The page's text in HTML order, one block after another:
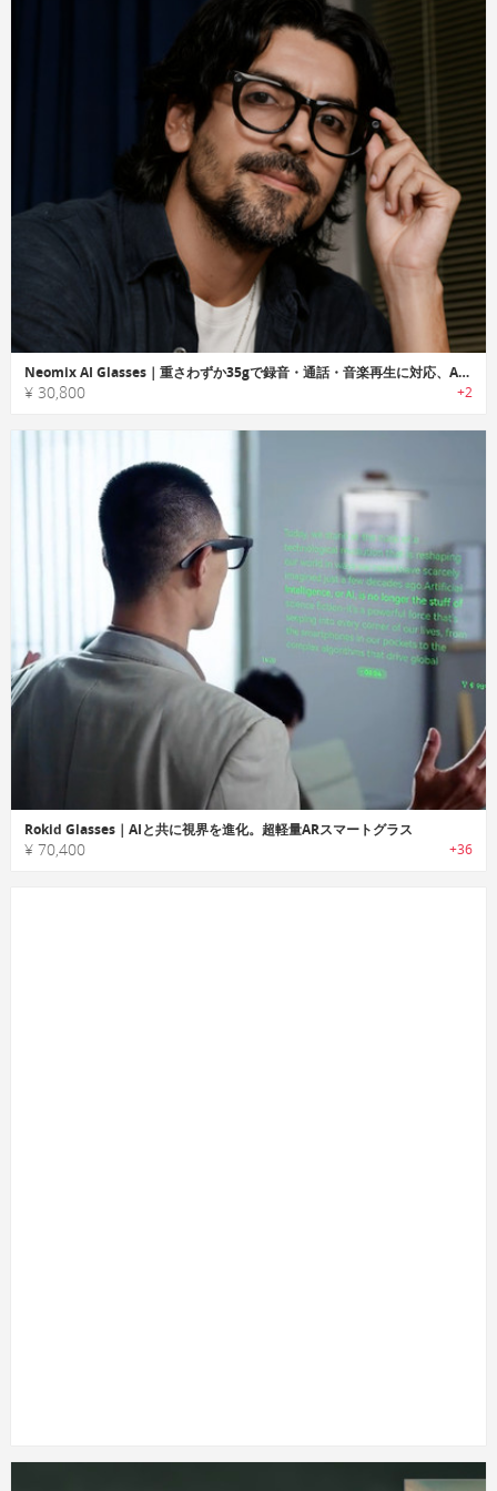
Neomix AI Glasses｜重さわずか35gで録音・通話・音楽再生に対応、AIスマートアシスタント搭載スマートグラス
¥ 30,800 +2
Rokid Glasses｜AIと共に視界を進化。超軽量ARスマートグラス
¥ 70,400 +36